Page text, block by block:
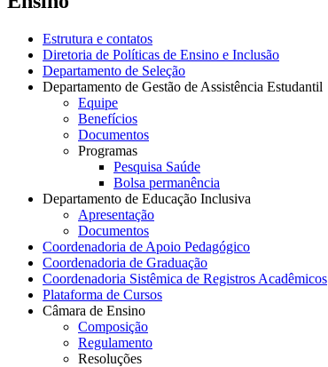
Estrutura e contatos
Diretoria de Políticas de Ensino e Inclusão
Departamento de Seleção
Departamento de Gestão de Assistência Estudantil
Equipe
Benefícios
Documentos
Programas
Pesquisa Saúde
Bolsa permanência
Departamento de Educação Inclusiva
Apresentação
Documentos
Coordenadoria de Apoio Pedagógico
Coordenadoria de Graduação
Coordenadoria Sistêmica de Registros Acadêmicos
Plataforma de Cursos
Câmara de Ensino
Composição
Regulamento
Resoluções